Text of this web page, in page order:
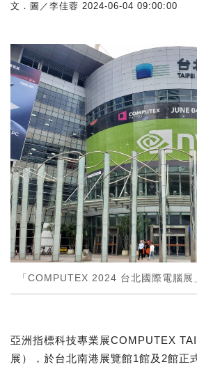
文．圖／李佳蓉 2024-06-04 09:00:00
「COMPUTEX 2024 台北國際電腦展
亞洲指標科技專業展COMPUTEX
展），於台北南港展覽館1館及2館正